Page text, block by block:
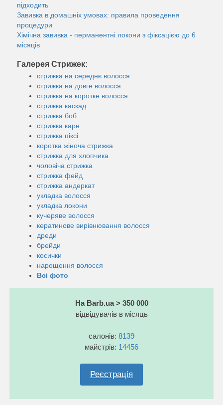
підходить
Завивка в домашніх умовах: правила проведення
процедури
Хімічна завивка - перманентні локони з фіксацією до 6
місяців
Галерея Стрижек:
стрижка на середнє волосся
стрижка на довге волосся
стрижка на коротке волосся
стрижка каскад
стрижка боб
стрижка каре
стрижка піксі
коротка жіноча стрижка
стрижка для хлопчика
чоловіча стрижка
стрижка фейд
стрижка андеркат
укладка волосся
укладка локони
кучеряве волосся
кератинове вирівнювання волосся
дреди
брейди
косички
нарощення волосся
Всі фото
На Barb.ua > 350 000
відвідувачів в місяць
салонів: 8139
майстрів: 14456
Реєстрація